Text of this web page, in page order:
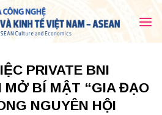
PRIVATE BNI
MỞ BÍ MẬT “GIA ĐẠO
NGUYÊN HỘI